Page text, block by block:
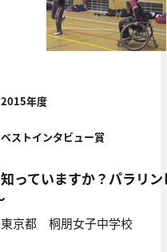
2015年度
ベストインタビュー賞
知っていますか？パラリ
東京都 桐朋女子中学校